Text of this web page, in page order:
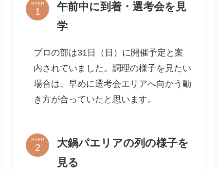
STEP
午前中に到着・選考会を見
学
プロの部は31日（日）に開催予定と案
内されていました。調理の様子を見たい
場合は、早めに選考会エリアへ向かう動
き方が合っていたと思います。
STEP
大鍋パエリアの列の様子を
見る